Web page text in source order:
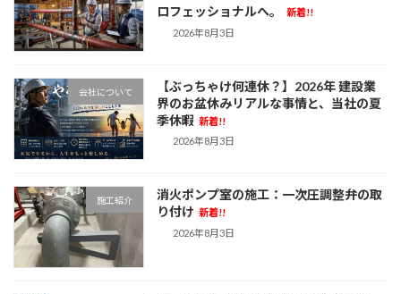
ロフェッショナルへ。
新着!!
2026年8月3日
会社について
【ぶっちゃけ何連休？】2026年 建設業
界のお盆休みリアルな事情と、当社の夏
季休暇 新着!!
2026年8月3日
施工紹介
消火ポンプ室の施工：一次圧調整弁の取
り付け 新着!!
2026年8月3日